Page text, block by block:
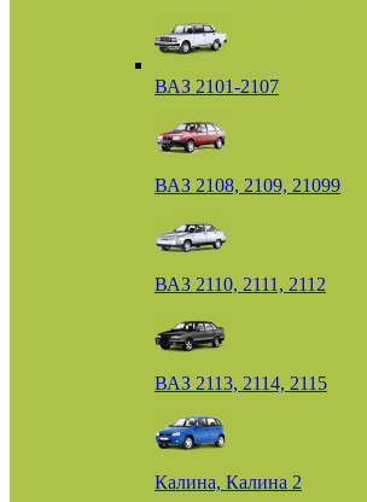
ВАЗ 2101-2107
ВАЗ 2108, 2109, 21099
ВАЗ 2110, 2111, 2112
ВАЗ 2113, 2114, 2115
Калина, Калина 2